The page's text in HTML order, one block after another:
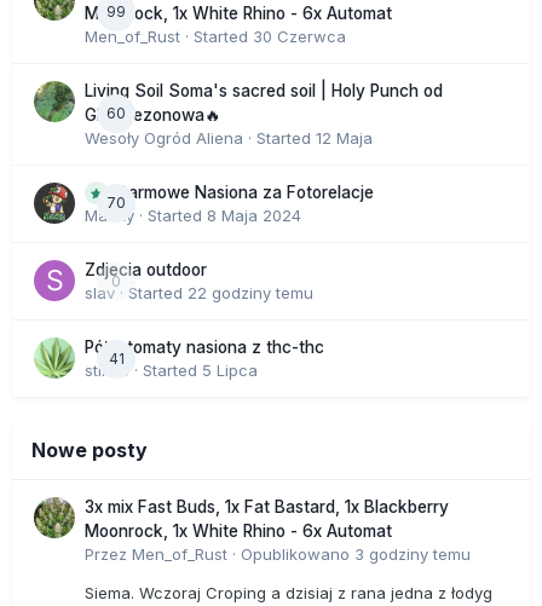
99
Moonrock, 1x White Rhino - 6x Automat
Men_of_Rust · Started 30 Czerwca
60
Living Soil Soma's sacred soil | Holy Punch od
GHS sezonowa🔥
Wesoły Ogród Aliena · Started 12 Maja
70
Darmowe Nasiona za Fotorelacje
Macky · Started 8 Maja 2024
0
Zdjecia outdoor
slav· Started 22 godziny temu
41
Półautomaty nasiona z thc-thc
stix33
· Started 5 Lipca
Nowe posty
3x mix Fast Buds, 1x Fat Bastard, 1x Blackberry
Moonrock, 1x White Rhino - 6x Automat
Przez Men_of_Rust · Opublikowano 3 godziny temu
Siema. Wczoraj Croping a dzisiaj z rana jedna z łodyg